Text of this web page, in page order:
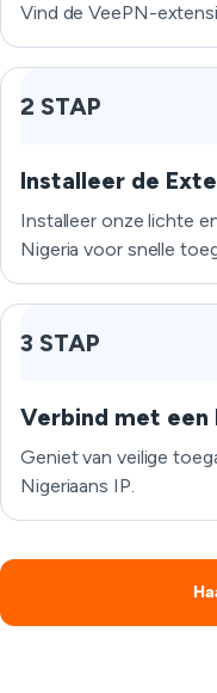
Vind de VeePN-
2 STAP
Installeer de
Installeer onze lichte
Nigeria voor snelle
3 STAP
Verbind met een
Geniet van veilige
Nigeriaans IP.